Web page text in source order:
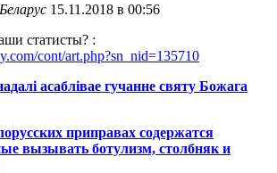
15.11.2018 в 00:56
статисты? :
cont/art.php?sn_nid=135710
асаблівае гучанне святу Божага
приправах содержатся
вызывать ботулизм, столбняк и